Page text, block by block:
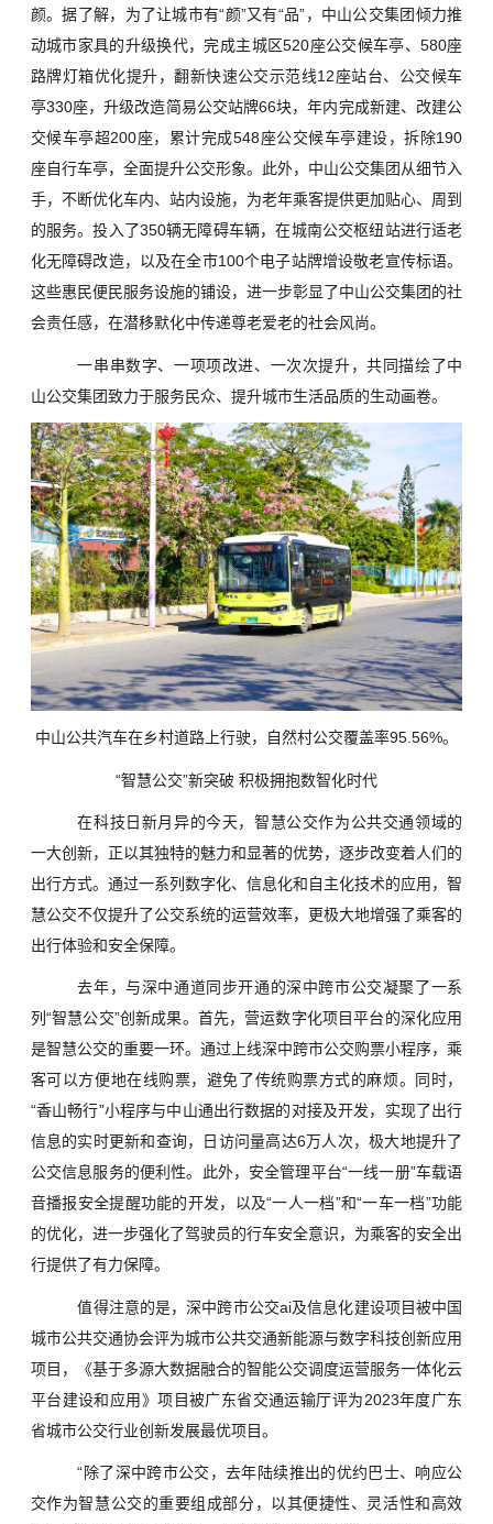
颜。据了解，为了让城市有“颜”又有“品”，中山公交集团倾力推
动城市家具的升级换代，完成主城区520座公交候车亭、580座
路牌灯箱优化提升，翻新快速公交示范线12座站台、公交候车
亭330座，升级改造简易公交站牌66块，年内完成新建、改建公
交候车亭超200座，累计完成548座公交候车亭建设，拆除190
座自行车亭，全面提升公交形象。此外，中山公交集团从细节入
手，不断优化车内、站内设施，为老年乘客提供更加贴心、周到
的服务。投入了350辆无障碍车辆，在城南公交枢纽站进行适老
化无障碍改造，以及在全市100个电子站牌增设敬老宣传标语。
这些惠民便民服务设施的铺设，进一步彰显了中山公交集团的社
会责任感，在潜移默化中传递尊老爱老的社会风尚。
一串串数字、一项项改进、一次次提升，共同描绘了中
山公交集团致力于服务民众、提升城市生活品质的生动画卷。
中山公共汽车在乡村道路上行驶，自然村公交覆盖率95.56%。
“智慧公交”新突破 积极拥抱数智化时代
在科技日新月异的今天，智慧公交作为公共交通领域的
一大创新，正以其独特的魅力和显著的优势，逐步改变着人们的
出行方式。通过一系列数字化、信息化和自主化技术的应用，智
慧公交不仅提升了公交系统的运营效率，更极大地增强了乘客的
出行体验和安全保障。
去年，与深中通道同步开通的深中跨市公交凝聚了一系
列“智慧公交”创新成果。首先，营运数字化项目平台的深化应用
是智慧公交的重要一环。通过上线深中跨市公交购票小程序，乘
客可以方便地在线购票，避免了传统购票方式的麻烦。同时，
“香山畅行”小程序与中山通出行数据的对接及开发，实现了出行
信息的实时更新和查询，日访问量高达6万人次，极大地提升了
公交信息服务的便利性。此外，安全管理平台“一线一册”车载语
音播报安全提醒功能的开发，以及“一人一档”和“一车一档”功能
的优化，进一步强化了驾驶员的行车安全意识，为乘客的安全出
行提供了有力保障。
值得注意的是，深中跨市公交ai及信息化建设项目被中国
城市公共交通协会评为城市公共交通新能源与数字科技创新应用
项目，《基于多源大数据融合的智能公交调度运营服务一体化云
平台建设和应用》项目被广东省交通运输厅评为2023年度广东
省城市公交行业创新发展最优项目。
“除了深中跨市公交，去年陆续推出的优约巴士、响应公
交作为智慧公交的重要组成部分，以其便捷性、灵活性和高效